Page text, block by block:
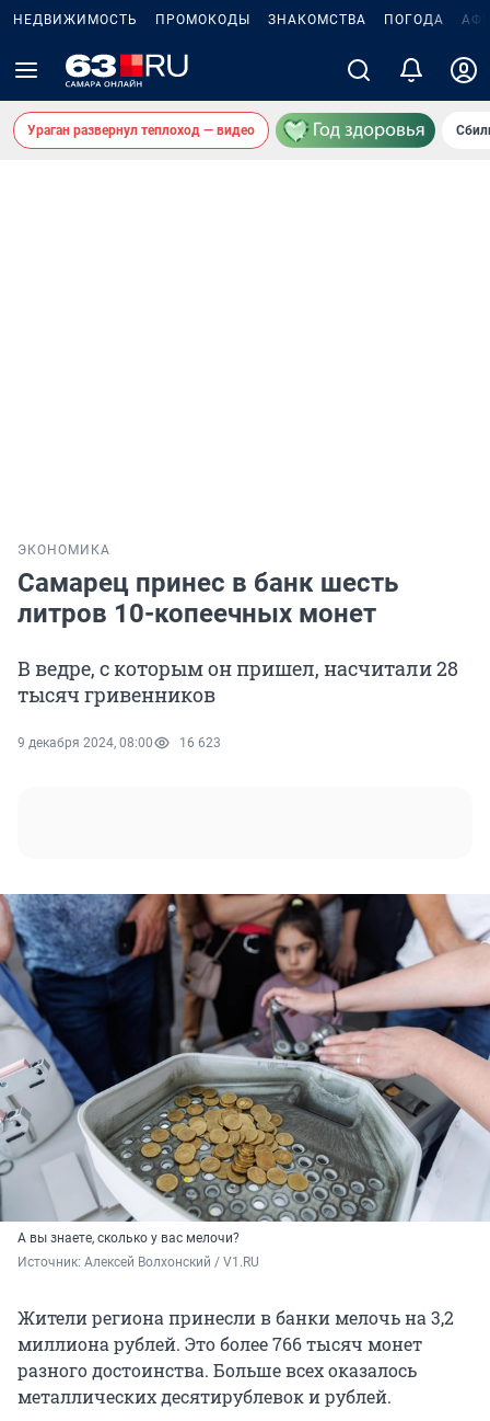
НЕДВИЖИМОСТЬ ПРОМОКОДЫ ЗНАКОМСТВА ПОГОДА
Ураган развернул теплоход — видео
ЭКОНОМИКА
Самарец принес в банк шесть
литров 10-копеечных монет
В ведре, с которым он пришел, насчитали 28
тысяч гривенников
9 декабря 2024, 08:00 16 623
А вы знаете, сколько у вас мелочи?
Источник: Алексей Волхонский / V1.RU
Жители региона принесли в банки мелочь на 3,2
миллиона рублей. Это более 766 тысяч монет
разного достоинства. Больше всех оказалось
металлических десятирублевок и рублей.